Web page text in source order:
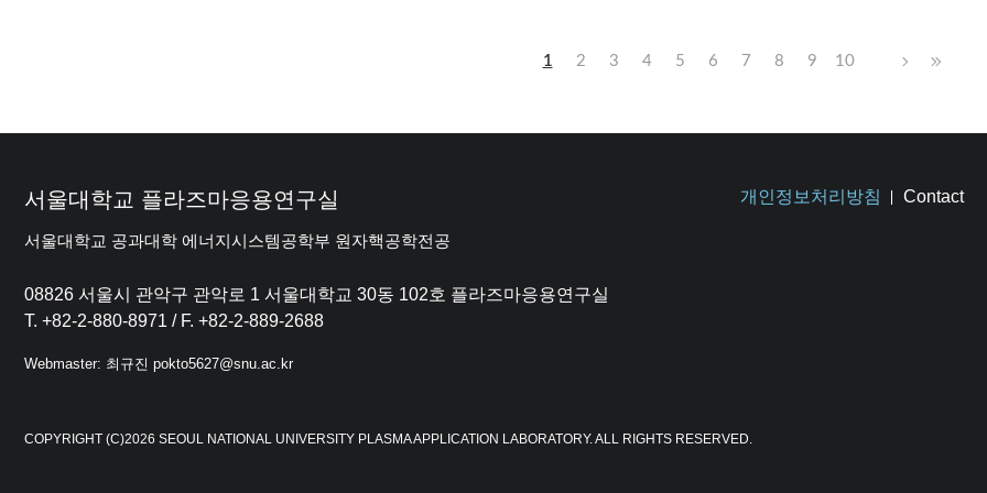
1 2 3 4 5 6 7 8 9 10
서울대학교 플라즈마응용연구실
서울대학교 공과대학 에너지시스템공학부 원자핵공학전공
개인정보처리방침 Contact
08826 서울시 관악구 관악로 1 서울대학교 30동 102호 플라즈마응용연구실
T. +82-2-880-8971 / F. +82-2-889-2688
Webmaster: 최규진 pokto5627@snu.ac.kr
COPYRIGHT (C)2026 SEOUL NATIONAL UNIVERSITY PLASMA APPLICATION LABORATORY. ALL RIGHTS RESERVED.